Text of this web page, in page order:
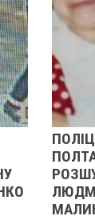
ПОЛІЦІЯ
РОЗШУКУЄ
ЛЮДМИЛУ
МАЛИНЕНКО